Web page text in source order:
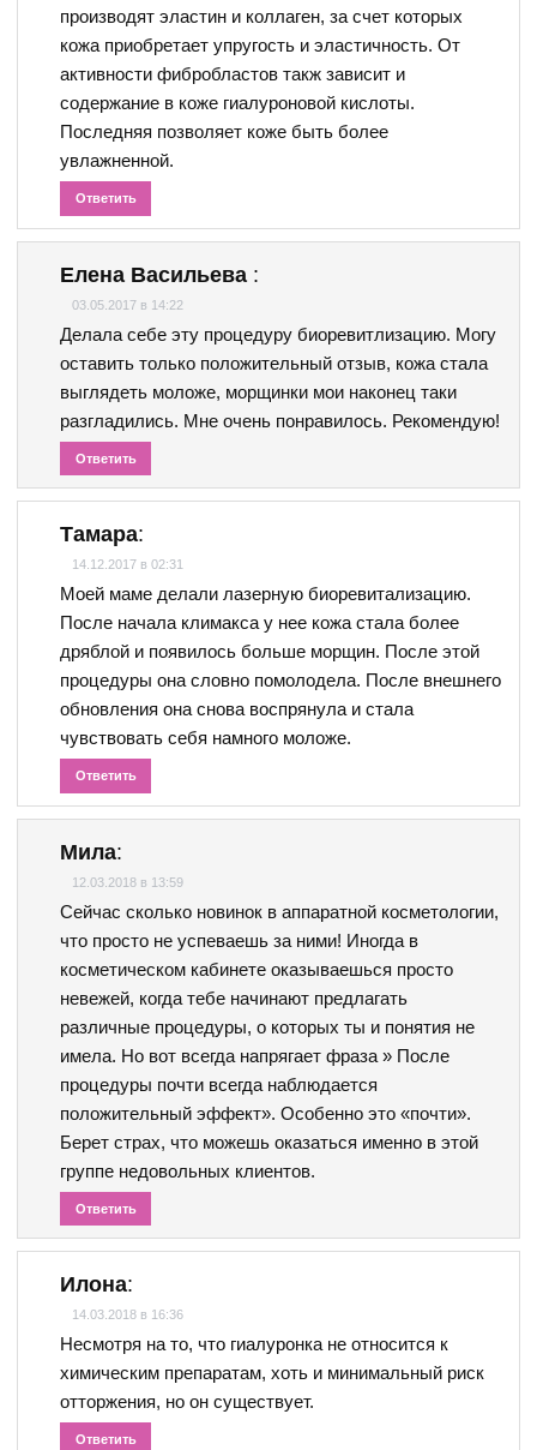
производят эластин и коллаген, за счет которых
кожа приобретает упругость и эластичность. От
активности фибробластов такж зависит и
содержание в коже гиалуроновой кислоты.
Последняя позволяет коже быть более
увлажненной.
Ответить
Елена Васильева :
03.05.2017 в 14:22
Делала себе эту процедуру биоревитлизацию. Могу
оставить только положительный отзыв, кожа стала
выглядеть моложе, морщинки мои наконец таки
разгладились. Мне очень понравилось. Рекомендую!
Ответить
Тамара:
14.12.2017 в 02:31
Моей маме делали лазерную биоревитализацию.
После начала климакса у нее кожа стала более
дряблой и появилось больше морщин. После этой
процедуры она словно помолодела. После внешнего
обновления она снова воспрянула и стала
чувствовать себя намного моложе.
Ответить
Мила:
12.03.2018 в 13:59
Сейчас сколько новинок в аппаратной косметологии,
что просто не успеваешь за ними! Иногда в
косметическом кабинете оказываешься просто
невежей, когда тебе начинают предлагать
различные процедуры, о которых ты и понятия не
имела. Но вот всегда напрягает фраза » После
процедуры почти всегда наблюдается
положительный эффект». Особенно это «почти».
Берет страх, что можешь оказаться именно в этой
группе недовольных клиентов.
Ответить
Илона:
14.03.2018 в 16:36
Несмотря на то, что гиалуронка не относится к
химическим препаратам, хоть и минимальный риск
отторжения, но он существует.
Ответить